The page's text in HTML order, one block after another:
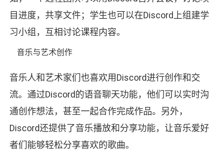
目进度，共享文件；学生也可以在Discord上组建学
习小组，互相讨论课程内容。
音乐与艺术创作
音乐人和艺术家们也喜欢用Discord进行创作和交
流。通过Discord的语音聊天功能，他们可以实时沟
通创作想法，甚至一起合作完成作品。另外，
Discord还提供了音乐播放和分享功能，让音乐爱好
者们能够轻松分享喜欢的歌曲。